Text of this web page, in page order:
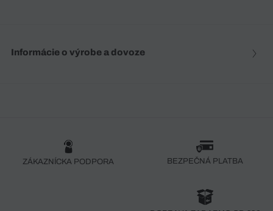
Informácie o výrobe a dovoze
ZÁKAZNÍCKA PODPORA BEZPEČNÁ PLATBA